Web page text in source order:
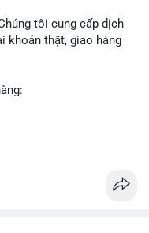
chất lượng với giá
tôi cung cấp dịch
khoản thật, giao hàng